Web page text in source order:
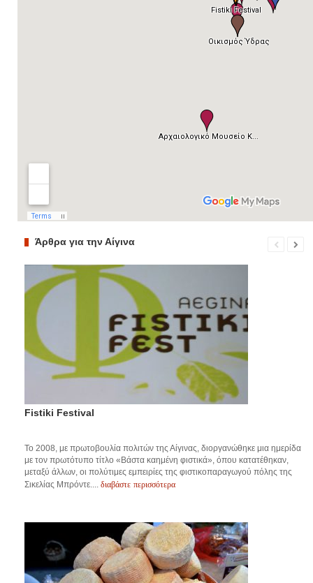
Άρθρα για την Αίγινα
Fistiki Festival
Το 2008, με πρωτοβουλία πολιτών της Αίγινας, διοργανώθηκε μια ημερίδα
με τον πρωτότυπο τίτλο «Βάστα καημένη φιστικά», όπου κατατέθηκαν,
μεταξύ άλλων, οι πολύτιμες εμπειρίες της φιστικοπαραγωγού πόλης της
Σικελίας Μπρόντε.... διαβάστε περισσότερα